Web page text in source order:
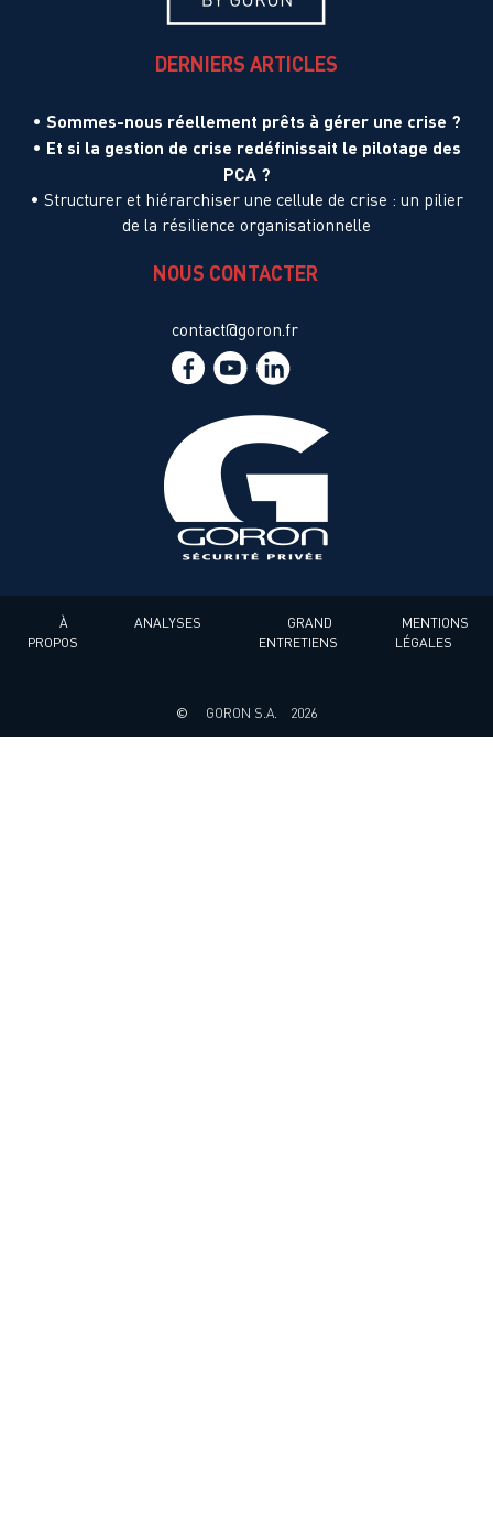
DERNIERS ARTICLES
• Sommes-nous réellement prêts à gérer une crise ?
• Et si la gestion de crise redéfinissait le pilotage des
PCA ?
• Structurer et hiérarchiser une cellule de crise : un pilier
de la résilience organisationnelle
NOUS CONTACTER
contact@goron.fr
À
PROPOS
ANALYSES
GRAND
ENTRETIENS
MENTIONS
LÉGALES
© GORON S.A. 2026